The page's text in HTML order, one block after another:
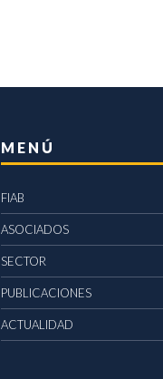
MENÚ
FIAB
ASOCIADOS
SECTOR
PUBLICACIONES
ACTUALIDAD